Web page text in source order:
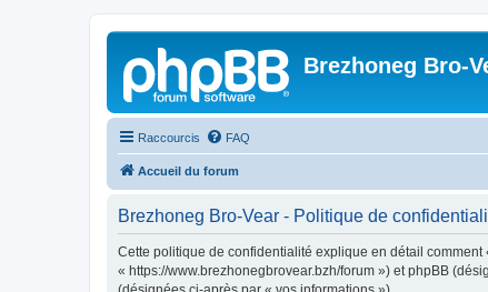
Brezhoneg Bro-
Raccourcis FAQ
Accueil du forum
Brezhoneg Bro-Vear - Politique de
Cette politique de confidentialité explique en détail
« https://www.brezhonegbrovear.bzh/forum ») et phpBB